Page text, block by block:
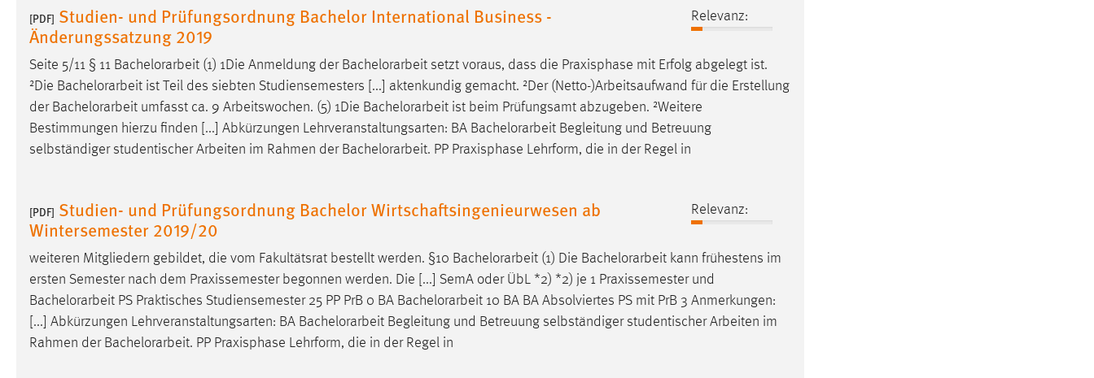
[PDF] Studien- und Prüfungsordnung Bachelor International Business -
Änderungssatzung 2019
Relevanz:
Seite 5/11 § 11 Bachelorarbeit (1) 1Die Anmeldung der Bachelorarbeit setzt voraus, dass die Praxisphase mit Erfolg abgelegt ist.
²Die Bachelorarbeit ist Teil des siebten Studiensemesters [...] aktenkundig gemacht. ²Der (Netto-)Arbeitsaufwand für die Erstellung
der Bachelorarbeit umfasst ca. 9 Arbeitswochen. (5) 1Die Bachelorarbeit ist beim Prüfungsamt abzugeben. ²Weitere
Bestimmungen hierzu finden [...] Abkürzungen Lehrveranstaltungsarten: BA Bachelorarbeit Begleitung und Betreuung
selbständiger studentischer Arbeiten im Rahmen der Bachelorarbeit. PP Praxisphase Lehrform, die in der Regel in
[PDF] Studien- und Prüfungsordnung Bachelor Wirtschaftsingenieurwesen ab
Wintersemester 2019/20
Relevanz:
weiteren Mitgliedern gebildet, die vom Fakultätsrat bestellt werden. §10 Bachelorarbeit (1) Die Bachelorarbeit kann frühestens im
ersten Semester nach dem Praxissemester begonnen werden. Die [...] SemA oder ÜbL *2) *2) je 1 Praxissemester und
Bachelorarbeit PS Praktisches Studiensemester 25 PP PrB 0 BA Bachelorarbeit 10 BA BA Absolviertes PS mit PrB 3 Anmerkungen:
[...] Abkürzungen Lehrveranstaltungsarten: BA Bachelorarbeit Begleitung und Betreuung selbständiger studentischer Arbeiten im
Rahmen der Bachelorarbeit. PP Praxisphase Lehrform, die in der Regel in
Zweck:
Dieser Cookie speichert die
ausgewählten Einverständnis-Optionen
des Benutzers
Cookie Laufzeit:
Performance
Name: staticfilecache
in diesem Cookie gespeichert, ob man
eingeloggt ist.
Sprachpräferenz
Name: site-language-preference
Zweck:
Das Cookie speichert die gewählte
Sprache der Website.